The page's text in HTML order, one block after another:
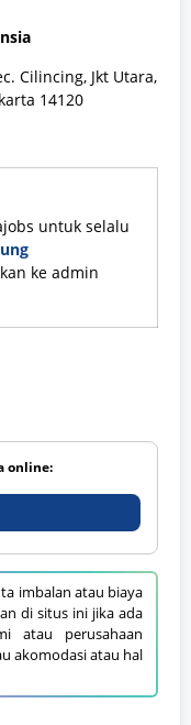
Cilincing, Jkt Utara,
14120
untuk selalu
ke admin
online:
imbalan atau biaya
di situs ini jika ada
atau perusahaan
akomodasi atau hal